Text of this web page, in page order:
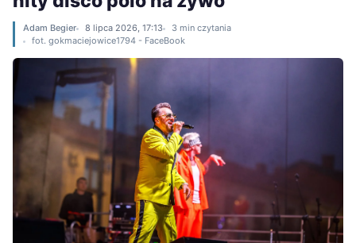
Adam Begier 8 lipca 2026, 17:13
3 min czytania
fot. gokmaciejowice1794 - FaceBook